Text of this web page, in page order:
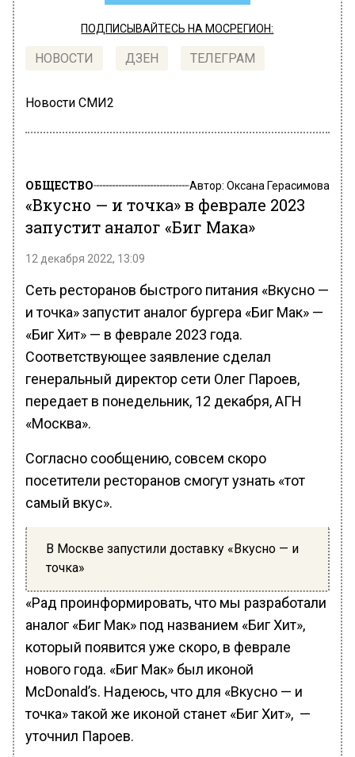
ПОДПИСЫВАЙТЕСЬ НА МОСРЕГИОН:
НОВОСТИ ДЗЕН ТЕЛЕГРАМ
Новости СМИ2
ОБЩЕСТВО Автор: Оксана Герасимова
«Вкусно — и точка» в феврале 2023
запустит аналог «Биг Мака»
12 декабря 2022, 13:09
Сеть ресторанов быстрого питания «Вкусно —
и точка» запустит аналог бургера «Биг Мак» —
«Биг Хит» — в феврале 2023 года.
Соответствующее заявление сделал
генеральный директор сети Олег Пароев,
передает в понедельник, 12 декабря, АГН
«Москва».
Согласно сообщению, совсем скоро
посетители ресторанов смогут узнать «тот
самый вкус».
В Москве запустили доставку «Вкусно — и
точка»
«Рад проинформировать, что мы разработали
аналог «Биг Мак» под названием «Биг Хит»,
который появится уже скоро, в феврале
нового года. «Биг Мак» был иконой
McDonald’s. Надеюсь, что для «Вкусно — и
точка» такой же иконой станет «Биг Хит», —
уточнил Пароев.